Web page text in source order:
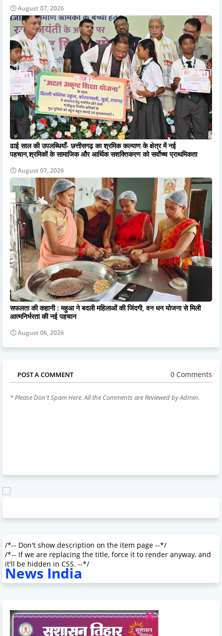
August 07, 2026
ढाई साल की उपलब्धियाँ- छत्तीसगढ़ का श्रमिक कल्याण के क्षेत्र में नई
पहचान,श्रमिकों के सामाजिक और आर्थिक सशक्तिकरण को सर्वाेच्च प्राथमिकता
August 07, 2026
सफलता की कहानी : महुआ ने बदली महिलाओं की जिंदगी, वन धन योजना से मिली
आत्मनिर्भरता की नई पहचान
August 06, 2026
POST A COMMENT 0 Comments
* Please Don't Spam Here. All the Comments are Reviewed by Admin.
/*-- Don't show description on the item page --*/
/*-- If we are replacing the title, force it to render anyway, and
it'll be hidden in CSS. --*/
News India